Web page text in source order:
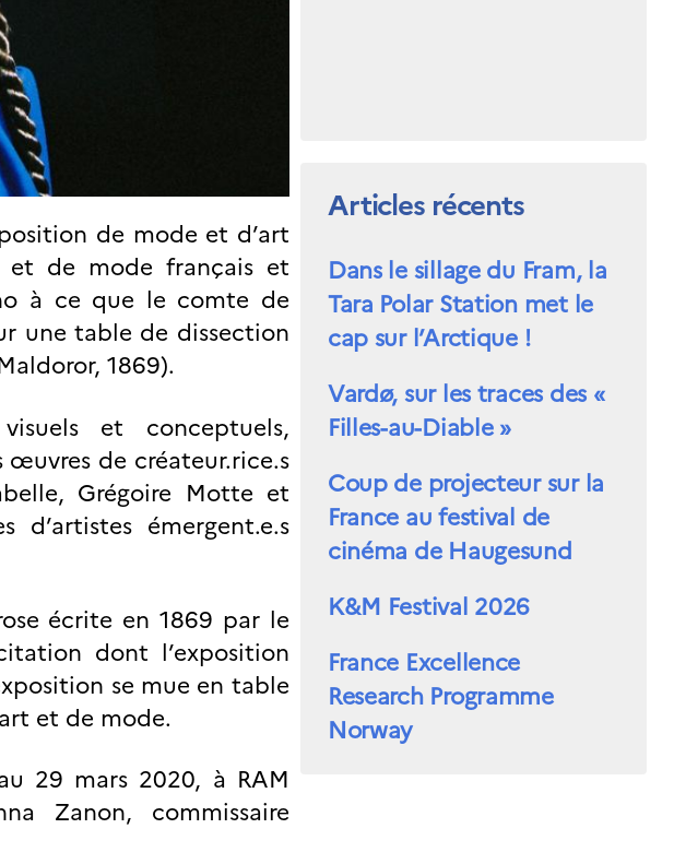
de mode et d’art
et de mode français et
à ce que le comte de
une table de dissection
1869).
et conceptuels,
œuvres de créateur.rice.s
Grégoire Motte et
d’artistes émergent.e.s
écrite en 1869 par le
dont l’exposition
se mue en table
et de mode.
29 mars 2020, à RAM
Zanon, commissaire
Articles récents
Dans le sillage du Fram, la
Tara Polar Station met le
cap sur l’Arctique !
Vardø, sur les traces des «
Filles-au-Diable »
Coup de projecteur sur la
France au festival de
cinéma de Haugesund
K&M Festival 2026
France Excellence
Research Programme
Norway